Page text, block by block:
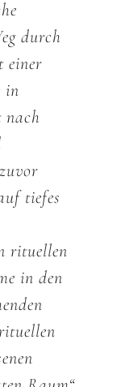
durch
einer
in
nach
tiefes
rituellen
in den